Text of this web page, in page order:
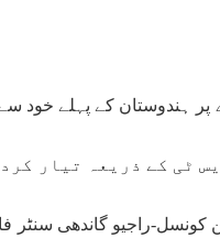
پر ہندوستان کے پہلے خود سے
ٹی کے ذریعہ تیار
اینڈ انوویشن کونسل-راجیو گاندھی